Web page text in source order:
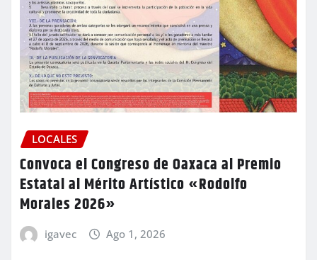
LOCALES
Convoca el Congreso de Oaxaca al Premio
Estatal al Mérito Artístico «Rodolfo
Morales 2026»
igavec Ago 1, 2026